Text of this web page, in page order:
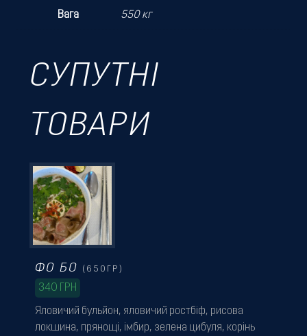
Вага 550 кг
СУПУТНІ
ТОВАРИ
Яловичий бульйон, яловичий ростбіф, рисова
локшина, прянощі, імбир, зелена цибуля, корінь
ФО БО (650ГР)
340 ГРН